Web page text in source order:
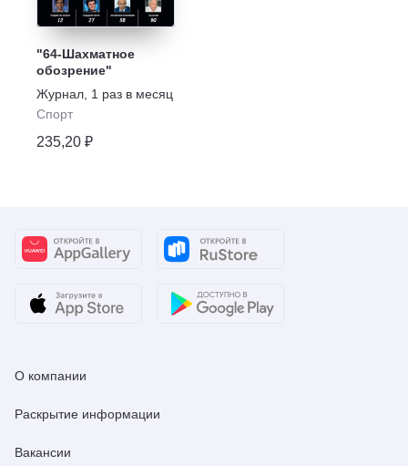
"64-Шахматное
обозрение"
Журнал 1 раз в месяц
Спорт
235,20 ₽
О компании
Раскрытие информации
Вакансии